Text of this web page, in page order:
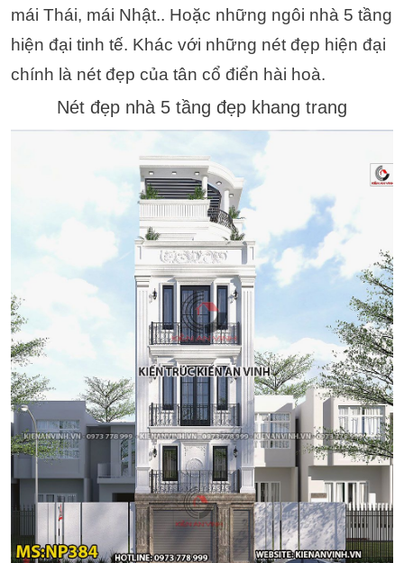
mái Thái, mái Nhật.. Hoặc những ngôi nhà 5 tầng
hiện đại tinh tế. Khác với những nét đẹp hiện đại
chính là nét đẹp của tân cổ điển hài hoà.
Nét đẹp nhà 5 tầng đẹp khang trang